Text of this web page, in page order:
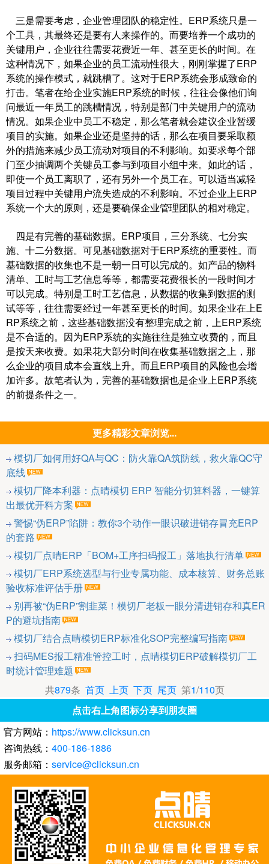
三是需要考虑，企业管理团队的稳定性。ERP系统只是一
个工具，其最终还是要有人来操作的。而要培养一个成功的
关键用户，企业往往需要花费近一年、甚至更长的时间。在
这种情况下，如果企业的员工流动性很大，刚刚掌握了ERP
系统的操作模式，就跳槽了。这对于ERP系统会形成致命的
打击。笔者在给企业实施ERP系统的时候，往往会像他们询
问最近一年员工的跳槽情况，特别是部门中关键用户的流动
情况。如果企业中员工不稳定，那么笔者就会建议企业暂缓
项目的实施。如果企业还是坚持的话，那么在项目要采取额
外的措施来减少员工流动对项目的不利影响。如要求每个部
门至少抽调两个关键员工参与到项目小组中来。如此的话，
即使一个员工离职了，还有另外一个员工在。可以适当减轻
项目过程中关键用户流失造成的不利影响。不过企业上ERP
系统一个大的原则，还是要确保企业管理团队的相对稳定。
四是有完善的基础数据。ERP项目，三分系统、七分实
施、十二分数据。可见基础数据对于ERP系统的重要性。而
基础数据的收集也不是一朝一日可以完成的。如产品的物料
清单、工时与工艺信息等等，都需要花费很长的一段时间才
可以完成。特别是工时工艺信息，从数据的收集到数据的测
试等等，往往需要经过一年甚至更长的时间。如果企业在上E
RP系统之前，这些基础数据没有整理完成之前，上ERP系统
是不合适的。因为ERP系统的实施往往是独立收费的，而且
是按天来收费。如果花大部分时间在收集基础数据之上，那
么企业的项目成本会直线上升。而且ERP项目的风险也会增
加许多。故笔者认为，完善的基础数据也是企业上ERP系统
的前提条件之一。
更多精彩文章浏览...
模切厂如何用好QA与QC：防火靠QA筑防线，救火靠QC守
底线
模切厂降本利器：点晴模切 ERP 智能分切算料器，一键算
出最优开料方案
警惕“伪ERP”陷阱：教你3个动作一眼识破进销存冒充ERP
的套路
模切厂点晴ERP「BOM+工序扫码报工」落地执行清单
模切厂ERP系统选型与行业专属功能、成本核算、财务总账
验收标准评估手册
别再被“伪ERP”割韭菜！模切厂老板一眼分清进销存和真ER
P的避坑指南
模切厂结合点晴模切ERP标准化SOP完整编写指南
扫码MES报工精准管控工时，点晴模切ERP破解模切厂工
时统计管理难题
共879条 首页 上页 下页 尾页第1/110页
点击右上角图标分享到朋友圈
官方网站： https://www.clicksun.cn
咨询热线： 400-186-1886
服务邮箱： service@clicksun.cn